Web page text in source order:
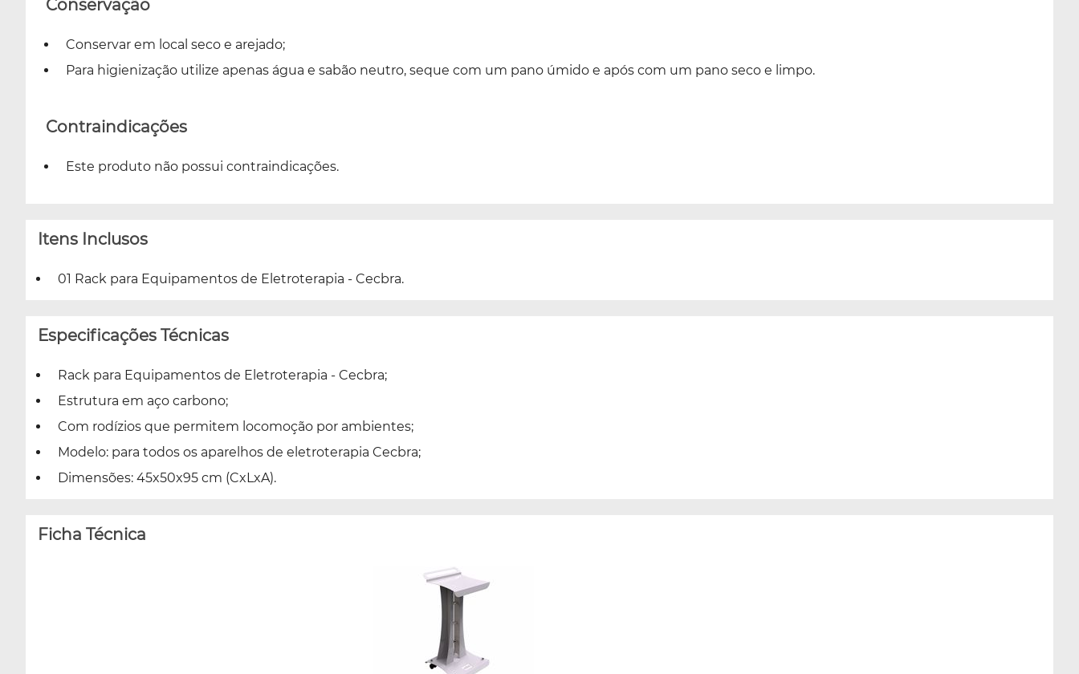
Conservação
Conservar em local seco e arejado;
Para higienização utilize apenas água e sabão neutro, seque com um pano úmido e após com um pano seco e limpo.
Contraindicações
Este produto não possui contraindicações.
Itens Inclusos
01 Rack para Equipamentos de Eletroterapia - Cecbra.
Especificações Técnicas
Rack para Equipamentos de Eletroterapia - Cecbra;
Estrutura em aço carbono;
Com rodízios que permitem locomoção por ambientes;
Modelo: para todos os aparelhos de eletroterapia Cecbra;
Dimensões: 45x50x95 cm (CxLxA).
Ficha Técnica